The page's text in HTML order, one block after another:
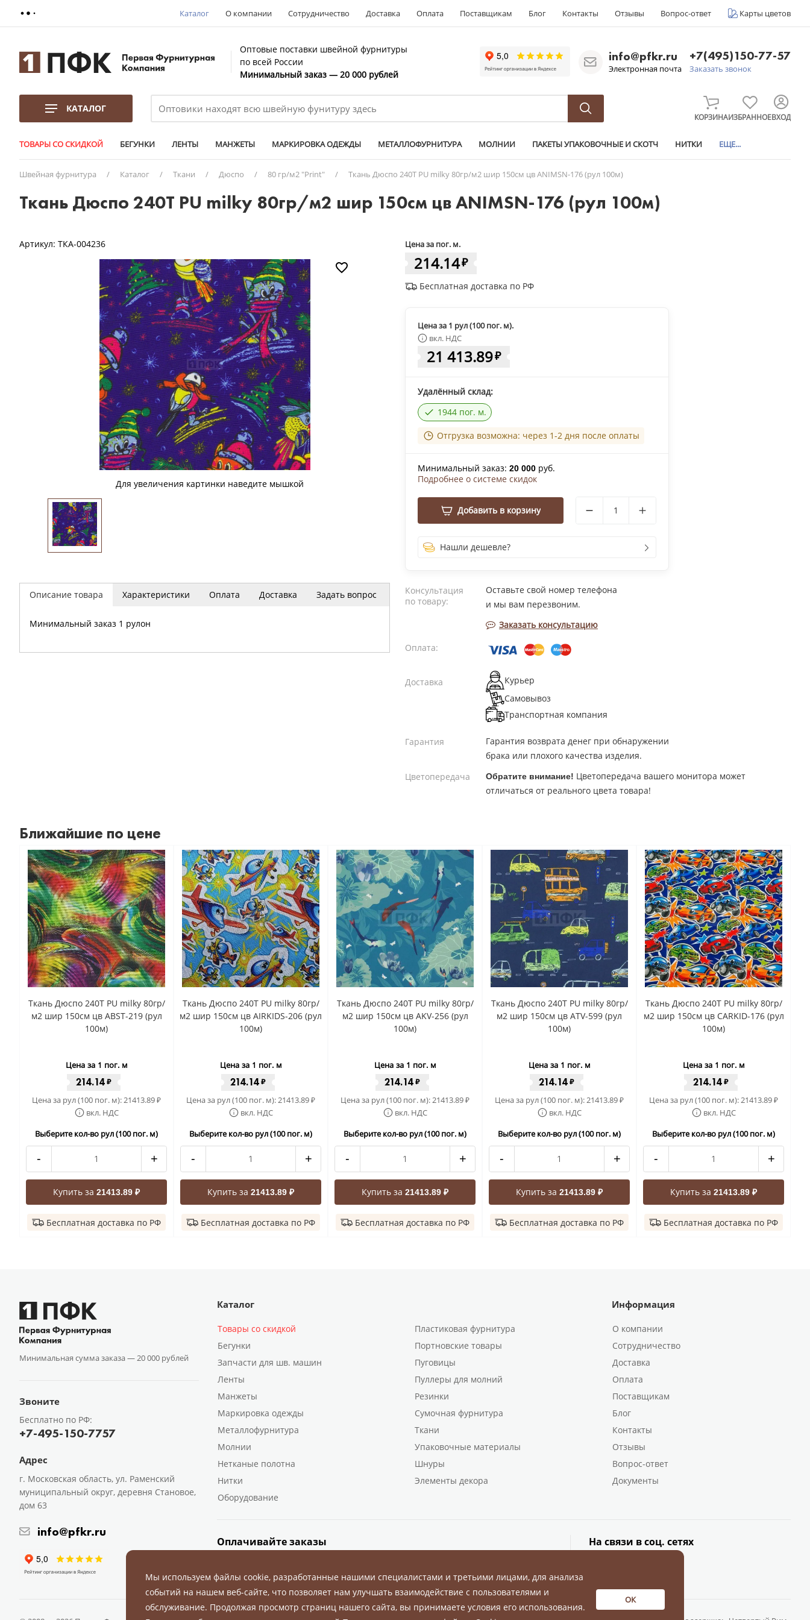
Каталог О компании Сотрудничество Доставка Оплата Поставщикам Блог Контакты Отзывы Вопрос-ответ Карты цветов
Оптовые поставки швейной фурнитуры
по всей России
Минимальный заказ — 20 000 рублей
info@pfkr.ru
Электронная почта
+7(495)150-77-57
Заказать звонок
КАТАЛОГ
КОРЗИНАИЗБРАННОЕВХОД
ТОВАРЫ СО СКИДКОЙ БЕГУНКИ ЛЕНТЫ МАНЖЕТЫ МАРКИРОВКА ОДЕЖДЫ МЕТАЛЛОФУРНИТУРА МОЛНИИ ПАКЕТЫ УПАКОВОЧНЫЕ И СКОТЧ НИТКИ ЕЩЕ...
Швейная фурнитура / Каталог / Ткани / Дюспо / 80 гр/м2 "Print" / Ткань Дюспо 240Т PU milky 80гр/м2 шир 150см цв ANIMSN-176 (рул 100м)
Ткань Дюспо 240Т PU milky 80гр/м2 шир 150см цв ANIMSN-176 (рул 100м)
Артикул: ТКА-004236
Для увеличения картинки наведите мышкой
Цена за пог. м.
214.14₽
Бесплатная доставка по РФ
Цена за 1 рул (100 пог. м).
вкл. НДС
21 413.89₽
Удалённый склад:
1944 пог. м.
Отгрузка возможна: через 1-2 дня после оплаты
Минимальный заказ: 20 000 руб.
Подробнее о системе скидок
Добавить в корзину
Нашли дешевле?
Описание товара Характеристики Оплата Доставка Задать вопрос
Минимальный заказ 1 рулон
Консультация
по товару:
Оставьте свой номер телефона
и мы вам перезвоним.
Заказать консультацию
Оплата:
Доставка
Курьер
Самовывоз
Транспортная компания
Гарантия
Гарантия возврата денег при обнаружении
брака или плохого качества изделия.
Цветопередача
Обратите внимание! Цветопередача вашего монитора может
отличаться от реального цвета товара!
Ближайшие по цене
Ткань Дюспо 240Т PU milky 80гр/
м2 шир 150см цв ABST-219 (рул
100м)
Цена за 1 пог. м
214.14 ₽
Цена за рул (100 пог. м): 21413.89₽
вкл. НДС
Выберите кол-во рул (100 пог. м)
- +
Купить за 21413.89 ₽
Бесплатная доставка по РФ
Ткань Дюспо 240Т PU milky 80гр/
м2 шир 150см цв AIRKIDS-206 (рул
100м)
Цена за 1 пог. м
214.14 ₽
Цена за рул (100 пог. м): 21413.89₽
вкл. НДС
Выберите кол-во рул (100 пог. м)
- +
Купить за 21413.89 ₽
Бесплатная доставка по РФ
Ткань Дюспо 240Т PU milky 80гр/
м2 шир 150см цв AKV-256 (рул
100м)
Цена за 1 пог. м
214.14 ₽
Цена за рул (100 пог. м): 21413.89₽
вкл. НДС
Выберите кол-во рул (100 пог. м)
- +
Купить за 21413.89 ₽
Бесплатная доставка по РФ
Ткань Дюспо 240Т PU milky 80гр/
м2 шир 150см цв ATV-599 (рул
100м)
Цена за 1 пог. м
214.14 ₽
Цена за рул (100 пог. м): 21413.89₽
вкл. НДС
Выберите кол-во рул (100 пог. м)
- +
Купить за 21413.89 ₽
Бесплатная доставка по РФ
Ткань Дюспо 240Т PU milky 80гр/
м2 шир 150см цв CARKID-176 (рул
100м)
Цена за 1 пог. м
214.14 ₽
Цена за рул (100 пог. м): 21413.89₽
вкл. НДС
Выберите кол-во рул (100 пог. м)
- +
Купить за 21413.89 ₽
Бесплатная доставка по РФ
Минимальная сумма заказа — 20 000 рублей
Звоните
Бесплатно по РФ:
+7-495-150-7757
Адрес
г. Московская область, ул. Раменский
муниципальный округ, деревня Становое,
дом 63
info@pfkr.ru
Каталог
Товары со скидкой
Бегунки
Запчасти для шв. машин
Ленты
Манжеты
Маркировка одежды
Металлофурнитура
Молнии
Нетканые полотна
Нитки
Оборудование
Пластиковая фурнитура
Портновские товары
Пуговицы
Пуллеры для молний
Резинки
Сумочная фурнитура
Ткани
Упаковочные материалы
Шнуры
Элементы декора
Информация
О компании
Сотрудничество
Доставка
Оплата
Поставщикам
Блог
Контакты
Отзывы
Вопрос-ответ
Документы
Оплачивайте заказы На связи в соц. сетях
Мы используем файлы cookie, разработанные нашими специалистами и третьими лицами, для анализа
событий на нашем веб-сайте, что позволяет нам улучшать взаимодействие с пользователями и
обслуживание. Продолжая просмотр страниц нашего сайта, вы принимаете условия его использования.
ОК